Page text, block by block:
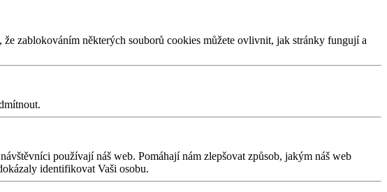
zablokováním některých souborů cookies můžete ovlivnit, jak stránky fungují a
používají náš web. Pomáhají nám zlepšovat způsob, jakým náš web
identifikovat Vaši osobu.